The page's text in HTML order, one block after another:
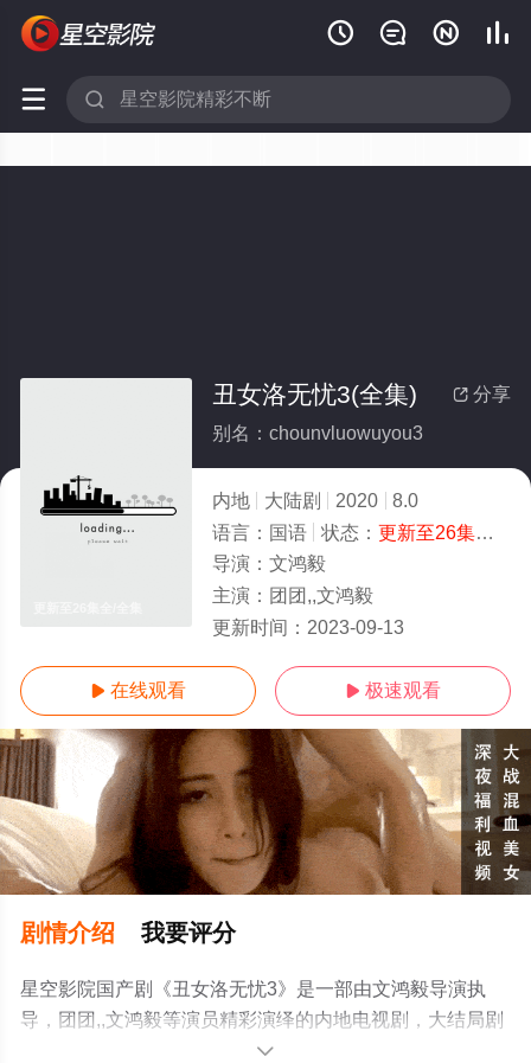
   
 
 分享
丑女洛无忧3(全集)
别名：chounvluowuyou3
内地 大陆剧 2020
8.0
语言： 国语 状态： 更新至26集全
导演： 文鸿毅
主演： 团团,,文鸿毅
更新时间： 2023-09-13
 在线观看  极速观看
剧情介绍 我要评分
星空影院国产剧《丑女洛无忧3》是一部由文鸿毅导演执
导，团团,,文鸿毅等演员精彩演绎的内地电视剧，大结局剧
情已揭晓（更新至26集全），手机免费观看高清无删减完
